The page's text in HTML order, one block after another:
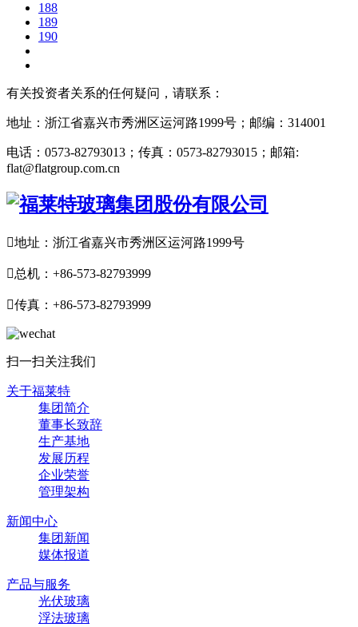
188
189
190
有关投资者关系的任何疑问，请联系：
地址：浙江省嘉兴市秀洲区运河路1999号；邮编：314001
电话：0573-82793013；传真：0573-82793015；邮箱:
flat@flatgroup.com.cn
地址：浙江省嘉兴市秀洲区运河路1999号
总机：+86-573-82793999
传真：+86-573-82793999
扫一扫关注我们
关于福莱特
集团简介
董事长致辞
生产基地
发展历程
企业荣誉
管理架构
新闻中心
集团新闻
媒体报道
产品与服务
光伏玻璃
浮法玻璃